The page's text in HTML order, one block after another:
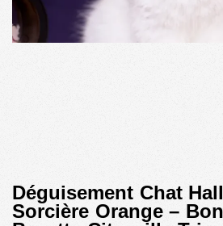
Déguisement Chat
Sorcière Orange –